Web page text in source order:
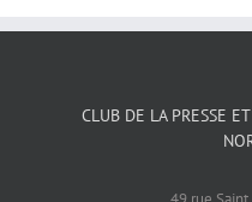
CLUB DE LA PRESSE